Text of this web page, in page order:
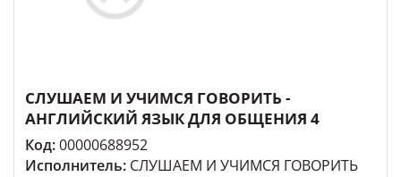
СЛУШАЕМ И УЧИМСЯ ГОВОРИТЬ -
АНГЛИЙСКИЙ ЯЗЫК ДЛЯ ОБЩЕНИЯ 4
Код:00000688952
Исполнитель: СЛУШАЕМ И УЧИМСЯ ГОВОРИТЬ